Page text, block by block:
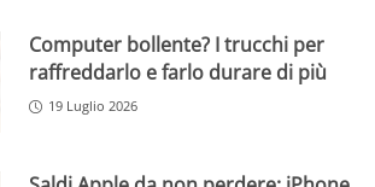
Computer bollente? I trucchi per
raffreddarlo e farlo durare di più
19 Luglio 2026